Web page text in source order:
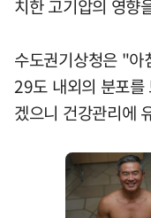
치한 고기압의 영향
수도권기상청은 "
29도 내외의 분포
겠으니 건강관리에